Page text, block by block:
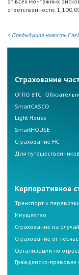
ответственности:
< Предыдущая новость
Страхование
ОГПО ВТС -
SmartCASCO
Light House
SmartHOUSE
Страхование НС
Для путешественников
Корпоративное
Транспорт и перевозки
Имущество
Страхование на
Страхование от
Организации по
Гражданско-правовая